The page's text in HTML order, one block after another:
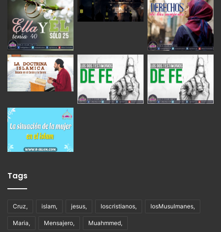
Tags
Cruz, islam, jesus, loscristianos, losMusulmanes,
Maria, Mensajero, Muahmmed,